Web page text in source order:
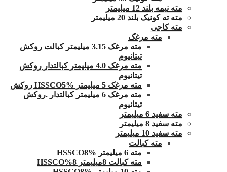
مته نیمه بلند 12 میلیمتر
مته ته کونیک بلند 20 میلیمتر
مته کاجی
مته مرغک
مته مرغک 3.15 میلیمتر کبالت روکش
تیتانیوم
مته مرغک 4.0 میلیمتر کبالتدار روکش
تیتانیوم
مته مرغک 5 میلیمتر HSSCO5% روکش
مته مرغک 6 میلیمتر کبالتدار .روکش
تیتانیوم
مته سفید 6 میلیمتر
مته سفید 8 میلیمتر
مته سفید 10 میلیمتر
مته کبالت
مته 6 میلیمتر HSSCO8%
مته کبالت 8میلیمتر 8%HSSCO